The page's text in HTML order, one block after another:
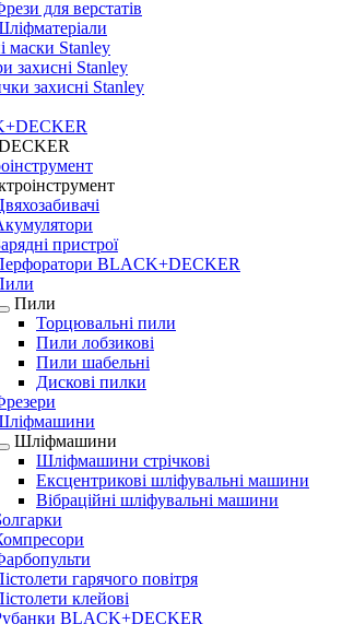
для верстатів
маски Stanley
захисні Stanley
захисні Stanley
пристрої
BLACK+DECKER
Пили
Торцювальні пили
Пили лобзикові
Пили шабельні
Дискові пилки
Шліфмашини
Шліфмашини стрічкові
Ексцентрикові шліфувальні машини
Вібраційні шліфувальні машини
гарячого повітря
клейові
BLACK+DECKER